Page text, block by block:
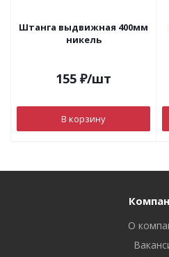
Штанга выдвижная 400мм
никель
155 ₽/шт
В корзину
О